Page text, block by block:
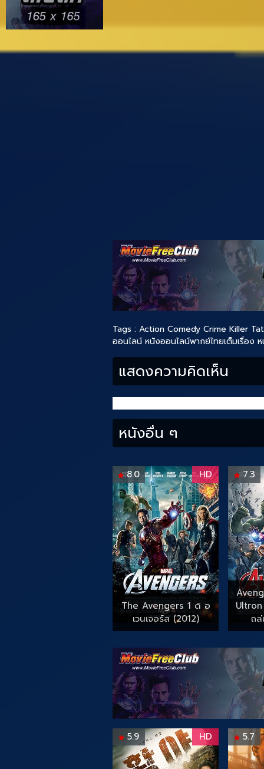
Tags : Action Comedy Crime Killer
ออนไลน์ หนังออนไลน์พากย์ไทยเต็มเรื่อง
แสดงความคิดเห็น
หนังอื่น ๆ
8.0 HD
The Avengers 1 ดิ อ
เวนเจอร์ส (2012)
7.3
ถล่
5.9 HD 5.7